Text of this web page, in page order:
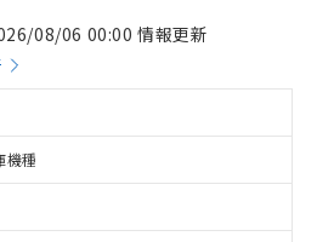
08/06 00:00 情報更新
機種